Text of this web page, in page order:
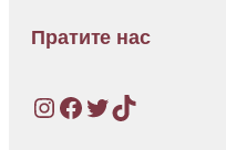
Пратите нас
Instagram Facebook Twitter TikTok